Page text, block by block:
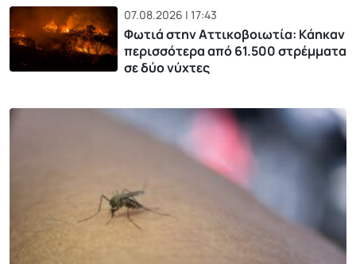
07.08.2026 | 17:43
Φωτιά στην Αττικοβοιωτία: Kάηκαν
περισσότερα από 61.500 στρέμματα
σε δύο νύχτες